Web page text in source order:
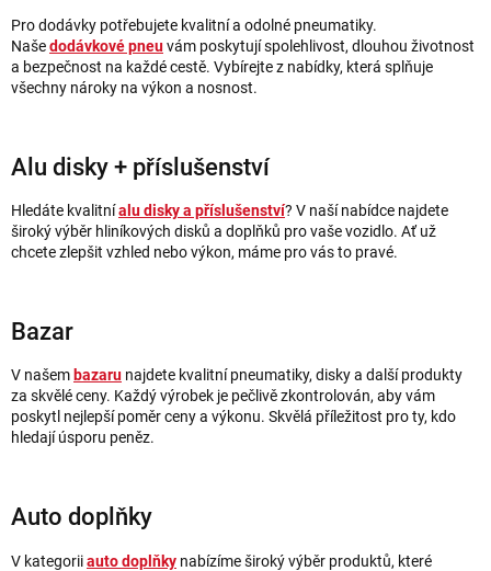
Pro dodávky potřebujete kvalitní a odolné pneumatiky.
Našedodávkové pneuvám poskytují spolehlivost, dlouhou životnost
a bezpečnost na každé cestě. Vybírejte z nabídky, která splňuje
všechny nároky na výkon a nosnost.
Alu disky + příslušenství
Hledáte kvalitníalu disky a příslušenství? V naší nabídce najdete
široký výběr hliníkových disků a doplňků pro vaše vozidlo. Ať už
chcete zlepšit vzhled nebo výkon, máme pro vás to pravé.
Bazar
V našem bazaru najdete kvalitní pneumatiky, disky a další produkty
za skvělé ceny. Každý výrobek je pečlivě zkontrolován, aby vám
poskytl nejlepší poměr ceny a výkonu. Skvělá příležitost pro ty, kdo
hledají úsporu peněz.
Auto doplňky
V kategoriiauto doplňky nabízíme široký výběr produktů, které